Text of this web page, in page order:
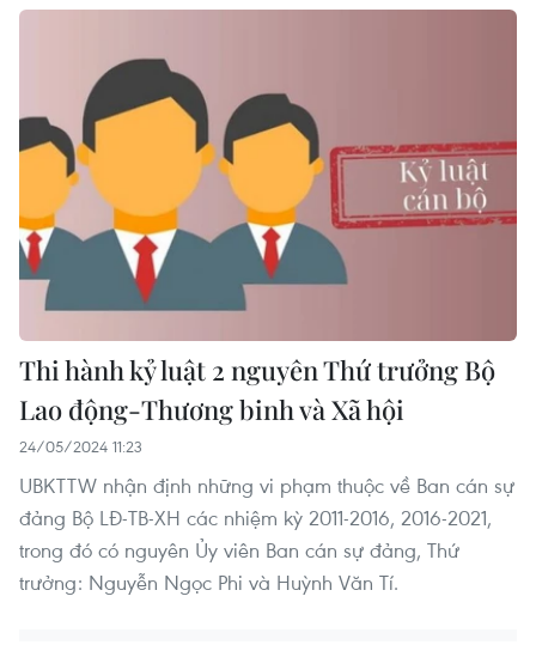
Thi hành kỷ luật 2 nguyên Thứ trưởng Bộ
Lao động-Thương binh và Xã hội
24/05/2024 11:23
UBKTTW nhận định những vi phạm thuộc về Ban cán sự
đảng Bộ LĐ-TB-XH các nhiệm kỳ 2011-2016, 2016-2021,
trong đó có nguyên Ủy viên Ban cán sự đảng, Thứ
trưởng: Nguyễn Ngọc Phi và Huỳnh Văn Tí.